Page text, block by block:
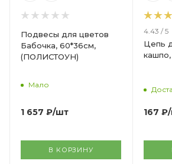
Подвесы для цветов
Бабочка, 60*36см,
(ПОЛИСТОУН)
Мало
1 657 ₽/шт
В КОРЗИНУ
4.43 / 5
Цепь
167 ₽